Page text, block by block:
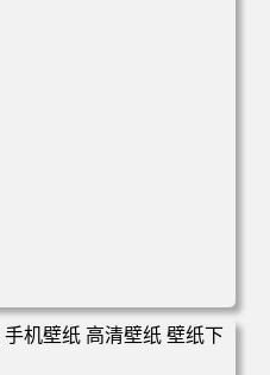
夫人 手机高清壁纸 高清壁纸